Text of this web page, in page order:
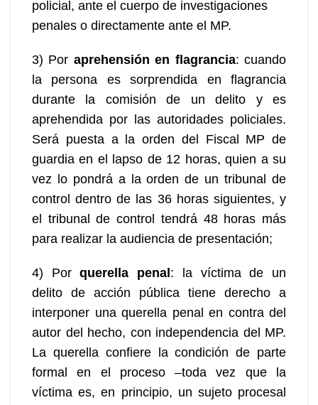
policial, ante el cuerpo de investigaciones
penales o directamente ante el MP.
3) Por aprehensión en flagrancia: cuando
la persona es sorprendida en flagrancia
durante la comisión de un delito y es
aprehendida por las autoridades policiales.
Será puesta a la orden del Fiscal MP de
guardia en el lapso de 12 horas, quien a su
vez lo pondrá a la orden de un tribunal de
control dentro de las 36 horas siguientes, y
el tribunal de control tendrá 48 horas más
para realizar la audiencia de presentación;
4) Porquerella penal: la víctima de un
delito de acción pública tiene derecho a
interponer una querella penal en contra del
autor del hecho, con independencia del MP.
La querella confiere la condición de parte
formal en el proceso –toda vez que la
víctima es, en principio, un sujeto procesal